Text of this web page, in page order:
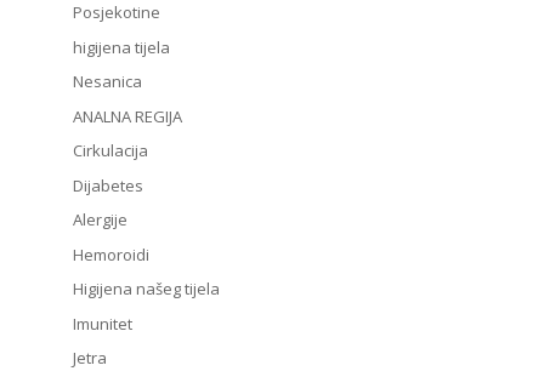
Posjekotine
higijena tijela
Nesanica
ANALNA REGIJA
Cirkulacija
Dijabetes
Alergije
Hemoroidi
Higijena našeg tijela
Imunitet
Jetra